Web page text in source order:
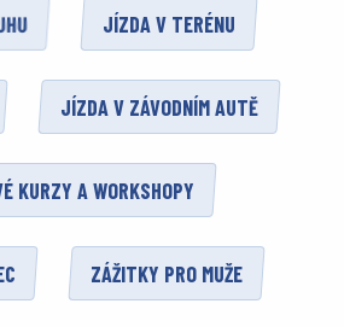
JÍZDA V TERÉNU
JÍZDA V ZÁVODNÍM AUTĚ
KURZY A WORKSHOPY
ZÁŽITKY PRO MUŽE